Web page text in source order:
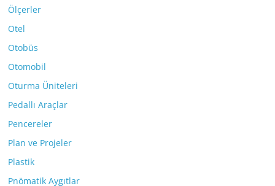
Ölçerler
Otel
Otobüs
Otomobil
Oturma Üniteleri
Pedallı Araçlar
Pencereler
Plan ve Projeler
Plastik
Pnömatik Aygıtlar